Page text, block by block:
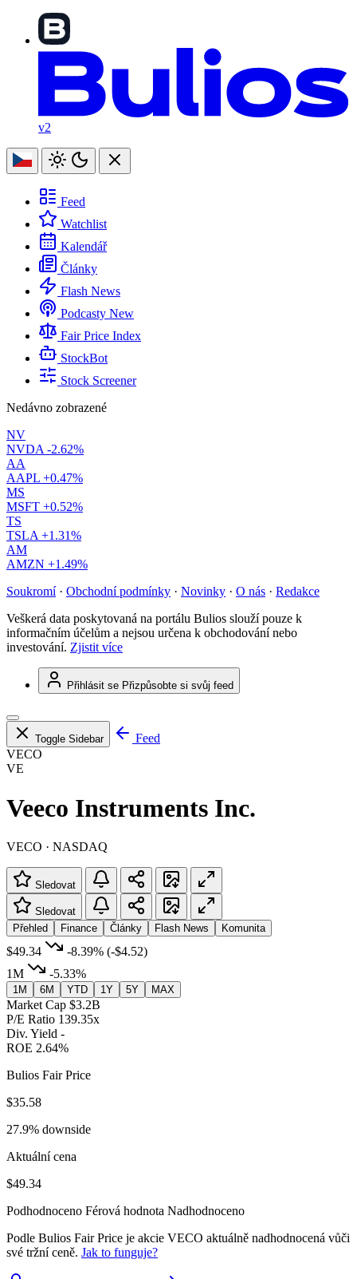
v2
Feed
Watchlist
Kalendář
Články
Flash News
Podcasty New
Fair Price Index
StockBot
Stock Screener
Nedávno zobrazené
NV
NVDA -2.62%
AA
AAPL +0.47%
MS
MSFT +0.52%
TS
TSLA +1.31%
AM
AMZN +1.49%
Soukromí · Obchodní podmínky · Novinky · O nás · Redakce
Veškerá data poskytovaná na portálu Bulios slouží pouze k
informačním účelům a nejsou určena k obchodování nebo
investování. Zjistit více
Přihlásit se Přizpůsobte si svůj feed
Toggle Sidebar
Feed
VECO
VE
Veeco Instruments Inc.
VECO · NASDAQ
Sledovat
Sledovat
Přehled
Finance Články Flash News Komunita
$49.34 -8.39% (-$4.52)
1M
-5.33%
1M 6M YTD 1Y 5Y MAX
Market Cap $3.2B
P/E Ratio 139.35x
Div. Yield -
ROE 2.64%
Bulios Fair Price
$35.58
27.9% downside
Aktuální cena
$49.34
Podhodnoceno Férová hodnota Nadhodnoceno
Podle Bulios Fair Price je akcie VECO aktuálně nadhodnocená vůči
své tržní ceně. Jak to funguje?